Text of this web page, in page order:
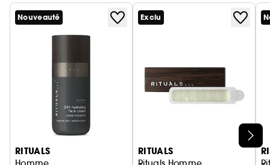
Ignorer le carrousel produits
Nouveauté
RITUALS
Exclu
RITUALS